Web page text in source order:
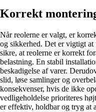
Korrekt
Når reolerne er valgt, er
og sikkerhed. Det er vigtigt
sikre, at reolerne er korrekt
belastning. En stabil
beskadigelse af varer.
slid, løse samlinger og
konsekvenser, hvis de ikke
vedligeholdelse prioriteres
er effektiv, holdbar og tryg at